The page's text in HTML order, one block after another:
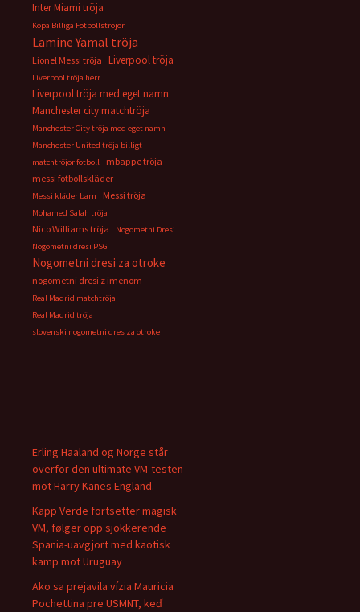
Inter Miami tröja
Köpa Billiga Fotbollströjor
Lamine Yamal tröja
Lionel Messi tröja Liverpool tröja
Liverpool tröja herr
Liverpool tröja med eget namn
Manchester city matchtröja
Manchester City tröja med eget namn
Manchester United tröja billigt
matchtröjor fotboll
mbappe tröja
messi fotbollskläder
Messi kläder barn Messi tröja
Mohamed Salah tröja
Nico Williams tröja
Nogometni Dresi
Nogometni dresi PSG
Nogometni dresi za otroke
nogometni dresi z imenom
Real Madrid matchtröja
Real Madrid tröja
slovenski nogometni dres za otroke
Erling Haaland og Norge står
overfor den ultimate VM-testen
mot Harry Kanes England.
Kapp Verde fortsetter magisk
VM, følger opp sjokkerende
Spania-uavgjort med kaotisk
kamp mot Uruguay
Ako sa prejavila vízia Mauricia
Pochettina pre USMNT, keď